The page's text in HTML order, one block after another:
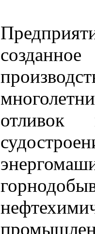
отливок